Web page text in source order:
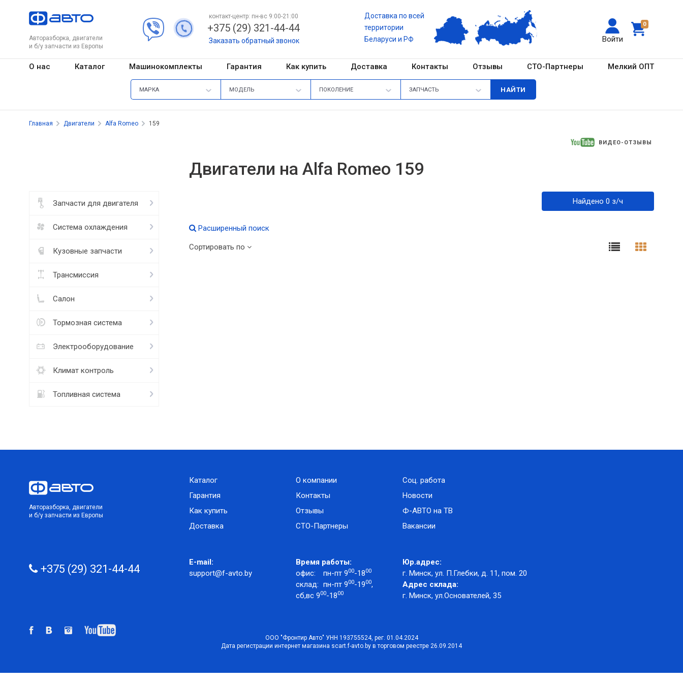
Авторазборка, двигатели
и б/у запчасти из Европы
0
Войти
контакт-центр: пн-вс 9:00-21:00
+375 (29) 321-44-44
Заказать обратный звонок
Доставка по всей
территории
Беларуси и РФ
О нас Каталог Машинокомплекты Гарантия Как купить Доставка Контакты Отзывы СТО-Партнеры Мелкий ОПТ
МАРКА МОДЕЛЬ ПОКОЛЕНИЕ ЗАПЧАСТЬ
Главная Двигатели Alfa Romeo 159
ВИДЕО-ОТЗЫВЫ
Запчасти для двигателя
Система охлаждения
Кузовные запчасти
Трансмиссия
Салон
Тормозная система
Электрооборудование
Климат контроль
Топливная система
Двигатели на Alfa Romeo 159
Найдено 0 з/ч
Расширенный поиск
Сортировать по
Авторазборка, двигатели
и б/у запчасти из Европы
Каталог
Гарантия
Как купить
Доставка
О компании
Контакты
Отзывы
СТО-Партнеры
Соц. работа
Новости
Ф-АВТО на ТВ
Вакансии
+375 (29) 321-44-44
E-mail:
support@f-avto.by
Время работы:
офис:
пн-пт 900-1800
склад: пн-пт 900-1900,
сб,вс 900-1800
Юр.адрес:
г. Минск, ул. П.Глебки, д. 11, пом. 20
Адрес склада:
г. Минск, ул.Основателей, 35
ООО "Фронтир Авто" УНН 193755524, рег. 01.04.2024
Дата регистрации интернет магазина scart.f-avto.by в торговом реестре 26.09.2014